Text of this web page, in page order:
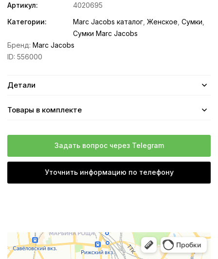
Артикул:
4020695
Категории:
Marc Jacobs каталог Женское Сумки
Сумки Marc Jacobs
Бренд: Marc Jacobs
ID: 556000
Детали
Товары в комплекте
Задать вопрос через Telegram
Уточнить информацию по телефону